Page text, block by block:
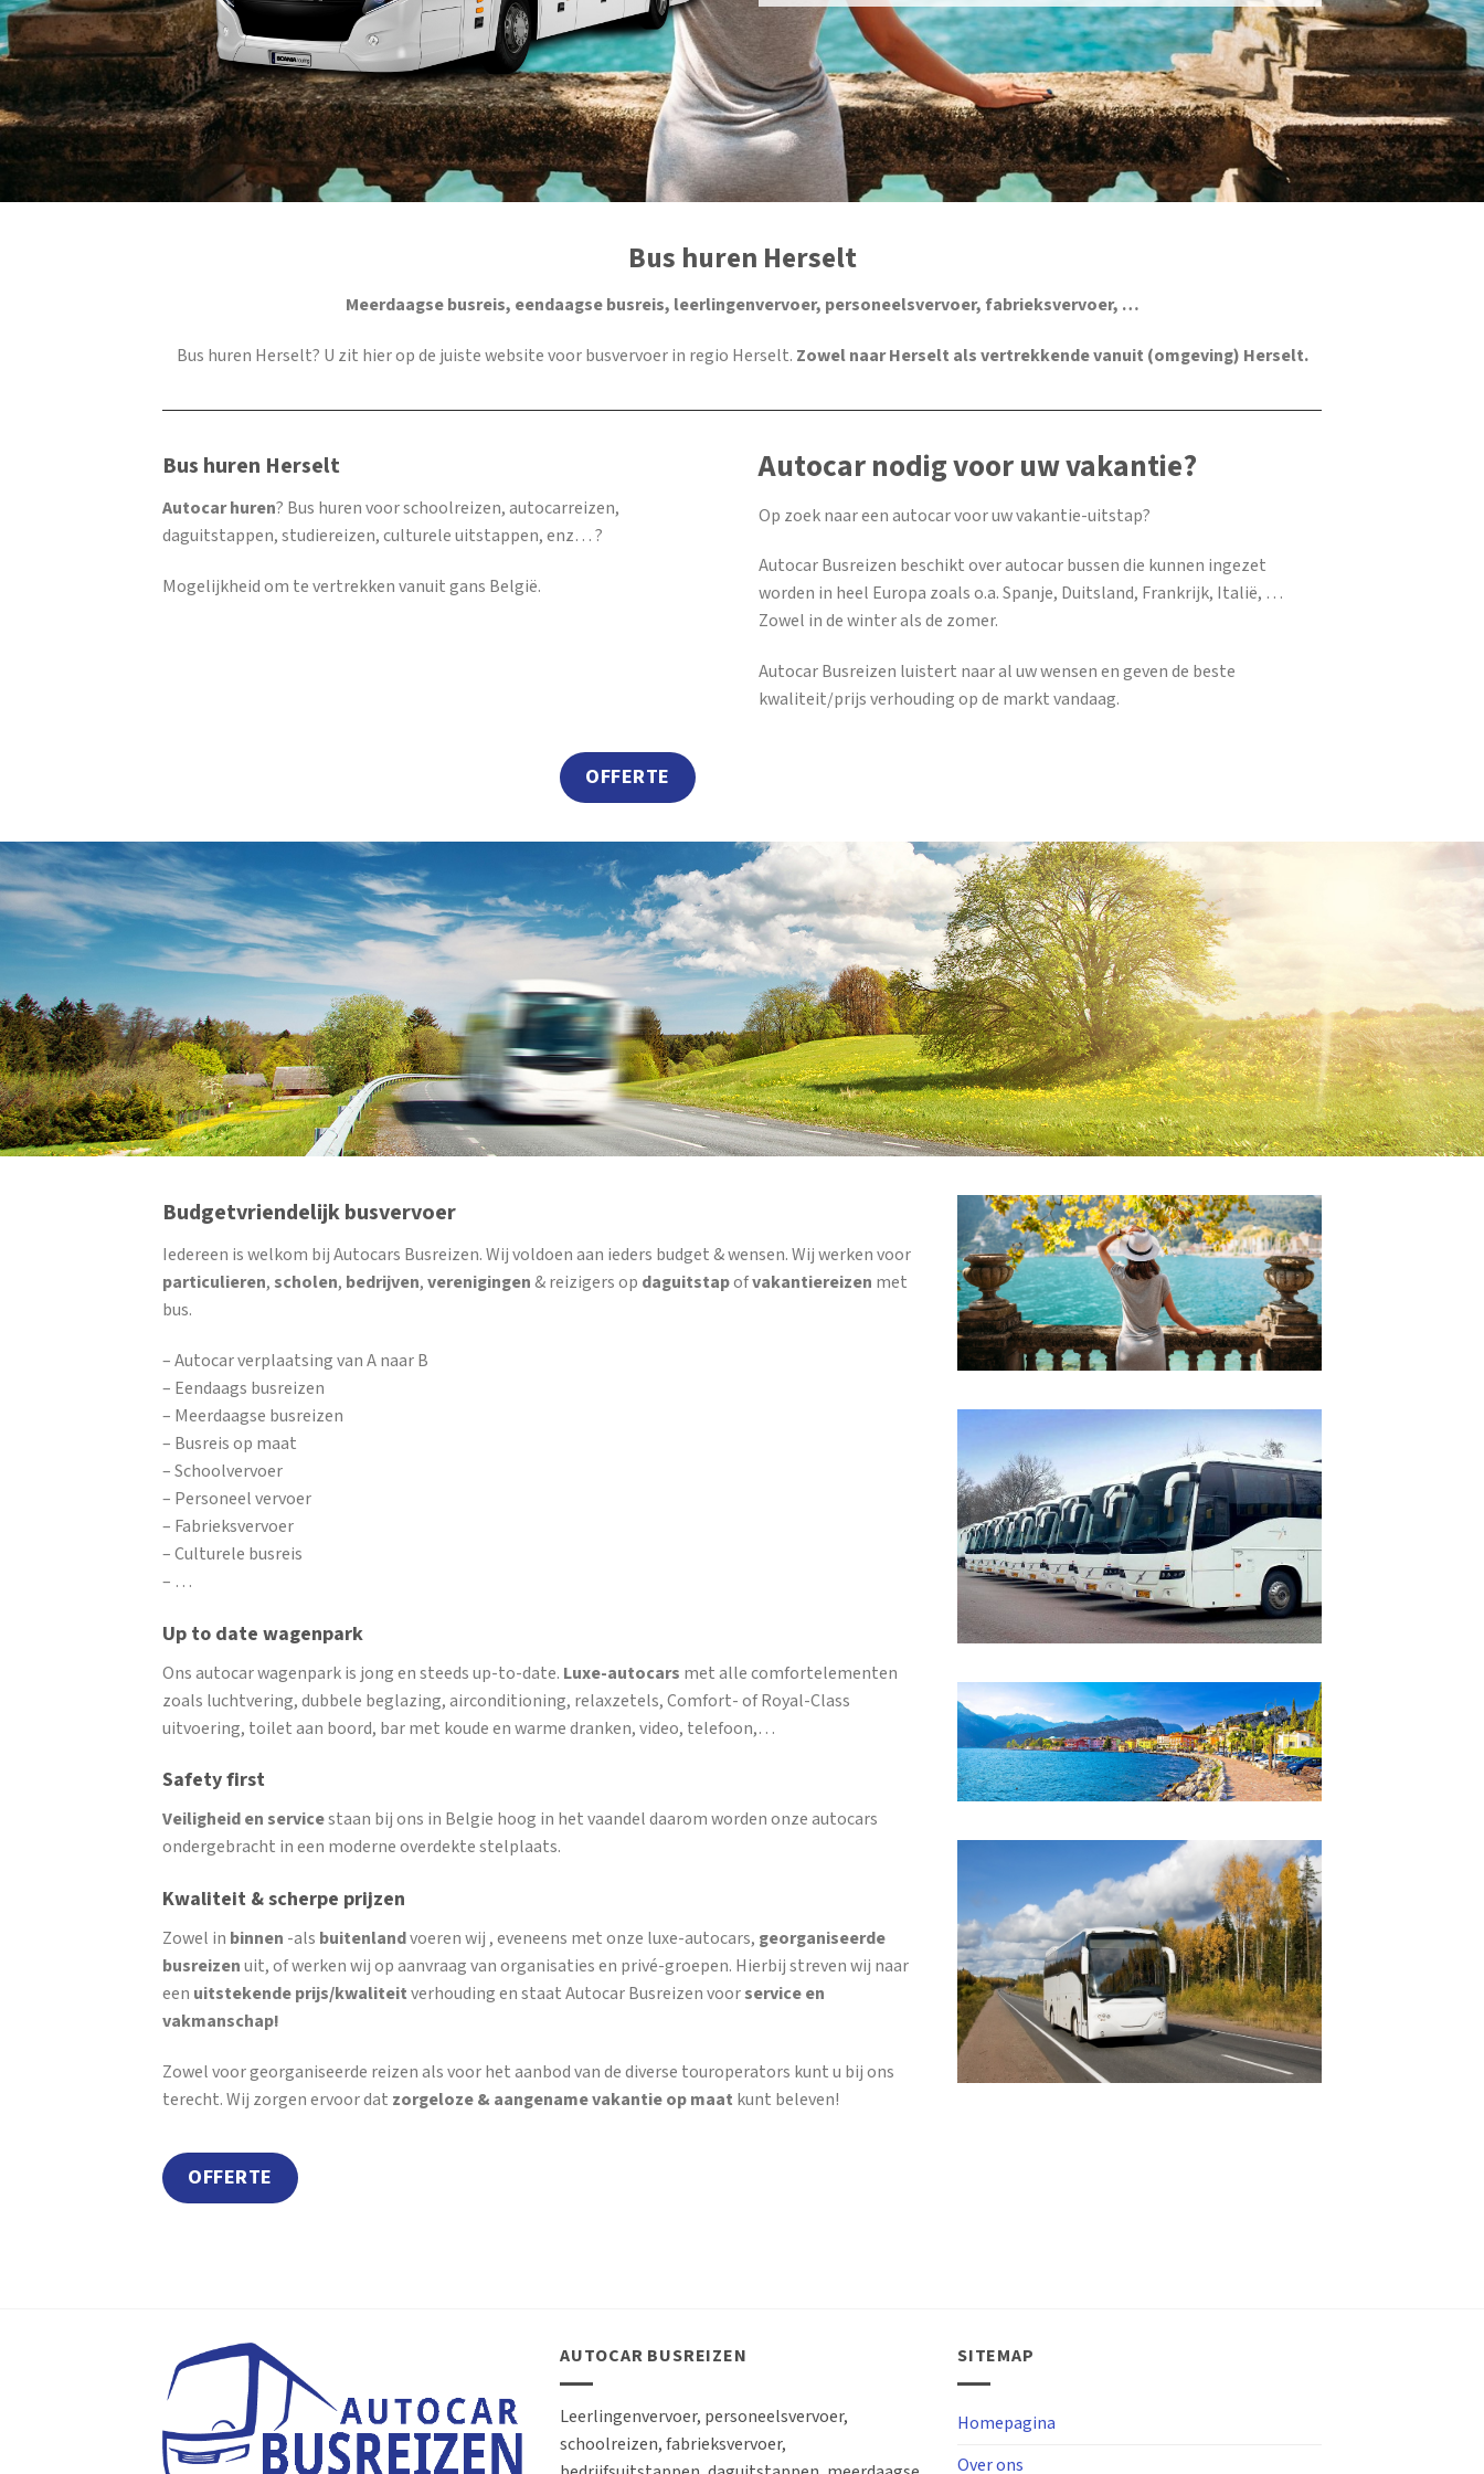
Bus huren Herselt
Meerdaagse busreis, eendaagse busreis, leerlingenvervoer, personeelsvervoer, fabrieksvervoer, …
Bus huren Herselt? U zit hier op de juiste website voor busvervoer in regio Herselt. Zowel naar Herselt als vertrekkende vanuit (omgeving) Herselt.
Bus huren Herselt
Autocar huren? Bus huren voor schoolreizen, autocarreizen,
daguitstappen, studiereizen, culturele uitstappen, enz… ?
Mogelijkheid om te vertrekken vanuit gans België.
Autocar nodig voor uw vakantie?
Op zoek naar een autocar voor uw vakantie-uitstap?
Autocar Busreizen beschikt over autocar bussen die kunnen ingezet
worden in heel Europa zoals o.a. Spanje, Duitsland, Frankrijk, Italië, …
Zowel in de winter als de zomer.
Autocar Busreizen luistert naar al uw wensen en geven de beste
kwaliteit/prijs verhouding op de markt vandaag.
OFFERTE
Budgetvriendelijk busvervoer
Iedereen is welkom bij Autocars Busreizen. Wij voldoen aan ieders budget & wensen. Wij werken voor
particulieren,scholen, bedrijven,verenigingen& reizigers op daguitstapofvakantiereizen met
bus.
– Autocar verplaatsing van A naar B
– Eendaags busreizen
– Meerdaagse busreizen
– Busreis op maat
– Schoolvervoer
– Personeel vervoer
– Fabrieksvervoer
– Culturele busreis
– …
Up to date wagenpark
Ons autocar wagenpark is jong en steeds up-to-date. Luxe-autocars met alle comfortelementen
zoals luchtvering, dubbele beglazing, airconditioning, relaxzetels, Comfort- of Royal-Class
uitvoering, toilet aan boord, bar met koude en warme dranken, video, telefoon,…
Safety first
Veiligheid en servicestaan bij ons in Belgie hoog in het vaandel daarom worden onze autocars
ondergebracht in een moderne overdekte stelplaats.
Kwaliteit & scherpe prijzen
Zowel in binnen -als buitenlandvoeren wij , eveneens met onze luxe-autocars, georganiseerde
busreizenuit, of werken wij op aanvraag van organisaties en privé-groepen. Hierbij streven wij naar
een uitstekende prijs/kwaliteitverhouding en staat Autocar Busreizen voorservice en
vakmanschap!
Zowel voor georganiseerde reizen als voor het aanbod van de diverse touroperators kunt u bij ons
terecht. Wij zorgen ervoor dat zorgeloze & aangename vakantie op maat kunt beleven!
OFFERTE
AUTOCAR BUSREIZEN
Leerlingenvervoer, personeelsvervoer,
schoolreizen, fabrieksvervoer,
SITEMAP
Homepagina
Over ons